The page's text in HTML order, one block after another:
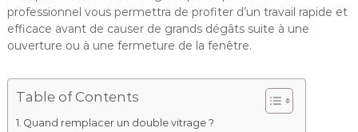
professionnel vous permettra de profiter d’un travail rapide et
efficace avant de causer de grands dégâts suite à une
ouverture ou à une fermeture de la fenêtre.
Table of Contents
Quand remplacer un double vitrage ?